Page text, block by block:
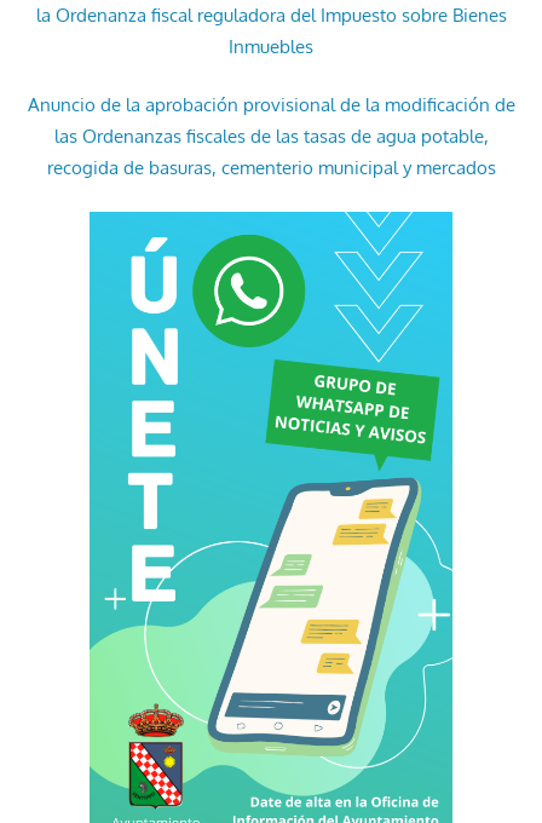
la Ordenanza fiscal reguladora del Impuesto sobre Bienes
Inmuebles
Anuncio de la aprobación provisional de la modificación de
las Ordenanzas fiscales de las tasas de agua potable,
recogida de basuras, cementerio municipal y mercados